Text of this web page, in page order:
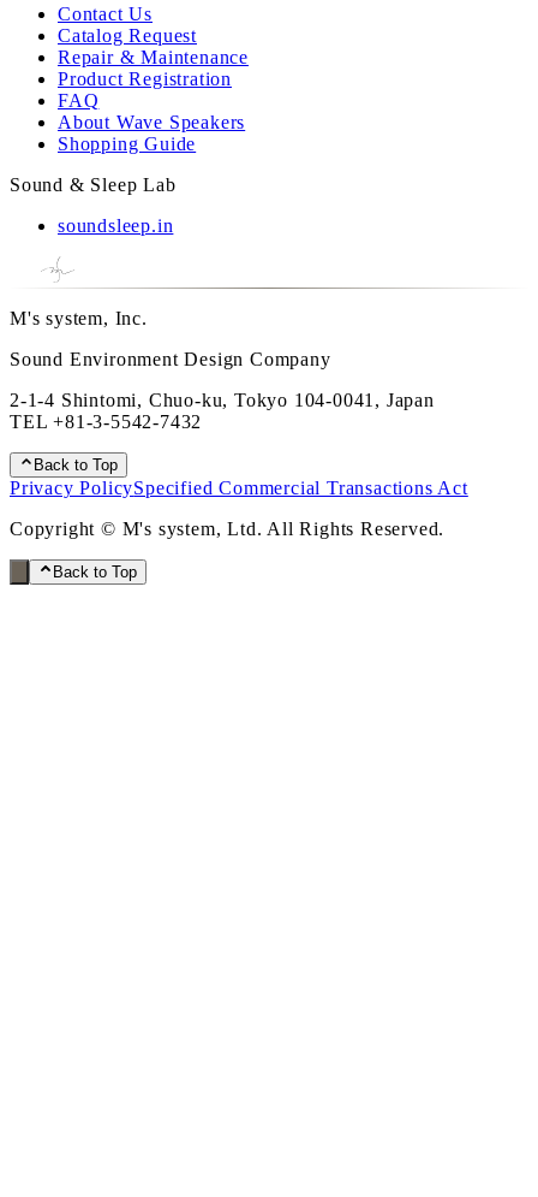
Contact Us
Catalog Request
Repair & Maintenance
Product Registration
FAQ
About Wave Speakers
Shopping Guide
Sound & Sleep Lab
soundsleep.in
M's system, Inc.
Sound Environment Design Company
2-1-4 Shintomi, Chuo-ku, Tokyo 104-0041, Japan
TEL+81-3-5542-7432
Back to Top
Privacy PolicySpecified Commercial Transactions Act
Copyright © M's system, Ltd. All Rights Reserved.
Back to Top